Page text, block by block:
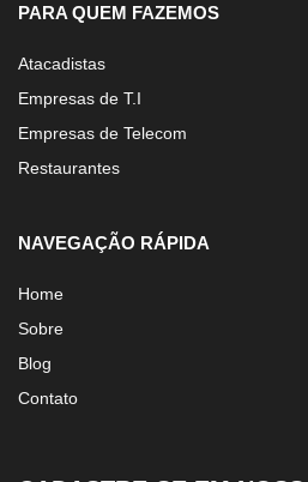
PARA QUEM FAZEMOS
Atacadistas
Empresas de T.I
Empresas de Telecom
Restaurantes
NAVEGAÇÃO RÁPIDA
Home
Sobre
Blog
Contato